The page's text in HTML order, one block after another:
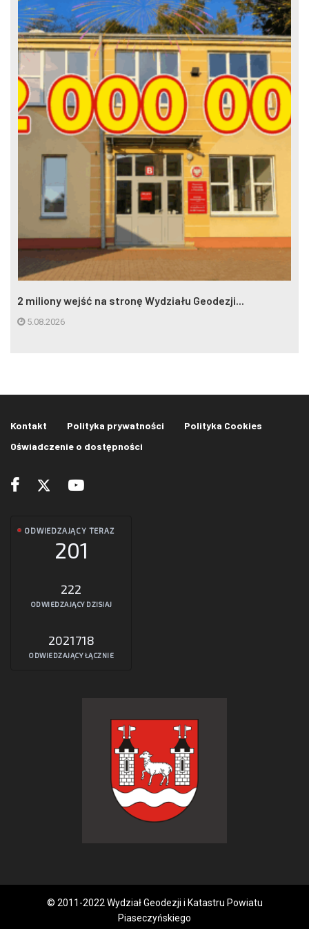
2 miliony wejść na stronę Wydziału Geodezji...
5.08.2026
Kontakt Polityka prywatności
Polityka Cookies
Oświadczenie o dostępności
ODWIEDZAJĄCY TERAZ
201
222
ODWIEDZAJĄCY DZISIAJ
2021718
ODWIEDZAJĄCY ŁĄCZNIE
© 2011-2022 Wydział Geodezji i Katastru Powiatu
Piaseczyńskiego